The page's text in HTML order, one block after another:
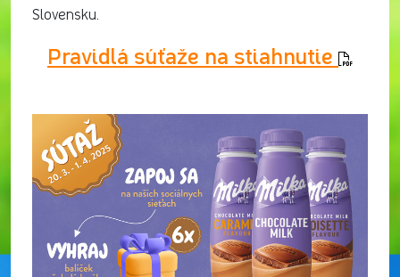
Slovensku.
Pravidlá súťaže na stiahnutie